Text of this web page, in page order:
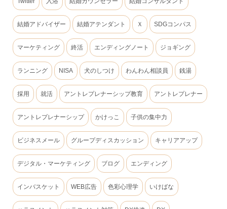
結婚アドバイザー 結婚アテンダント Ｘ SDGコンパス
マーケティング 終活 エンディングノート ジョギング
ランニング NISA 犬のしつけ わんわん相談員 銭湯
採用 就活 アントレプレナーシップ教育 アントレプレナー
アントレプレナーシップ かけっこ 子供の集中力
ビジネスメール グループディスカッション キャリアアップ
デジタル・マーケティング ブログ エンディング
インバスケット WEB広告 色彩心理学 いけばな